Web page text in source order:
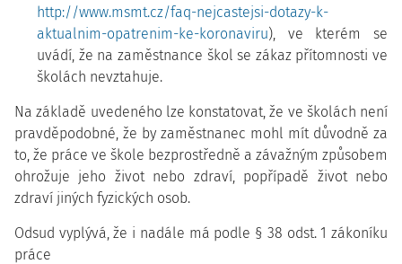
http://www.msmt.cz/faq-nejcastejsi-dotazy-k-
aktualnim-opatrenim-ke-koronaviru), ve kterém se
uvádí, že na zaměstnance škol se zákaz přítomnosti ve
školách nevztahuje.
Na základě uvedeného lze konstatovat, že ve školách není
pravděpodobné, že by zaměstnanec mohl mít důvodně za
to, že práce ve škole bezprostředně a závažným způsobem
ohrožuje jeho život nebo zdraví, popřípadě život nebo
zdraví jiných fyzických osob.
Odsud vyplývá, že i nadále má podle § 38 odst. 1 zákoníku
práce